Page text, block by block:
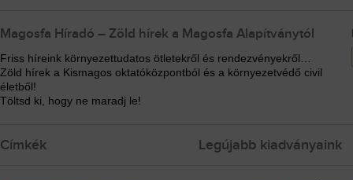
Magosfa Híradó – Zöld hírek a Magosfa Alapítványtól
Friss híreink környezettudatos ötletekről és rendezvényekről…
Zöld hírek a Kismagos oktatóközpontból és a környezetvédő civil
életből!
Töltsd ki, hogy ne maradj le!
Címkék Legújabb kiadványaink